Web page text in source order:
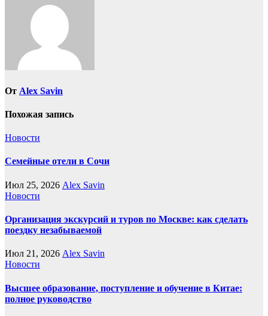
От Alex Savin
Похожая запись
Новости
Семейные отели в Сочи
Июл 25, 2026 Alex Savin
Новости
Организация экскурсий и туров по Москве: как сделать
поездку незабываемой
Июл 21, 2026 Alex Savin
Новости
Высшее образование, поступление и обучение в Китае:
полное руководство